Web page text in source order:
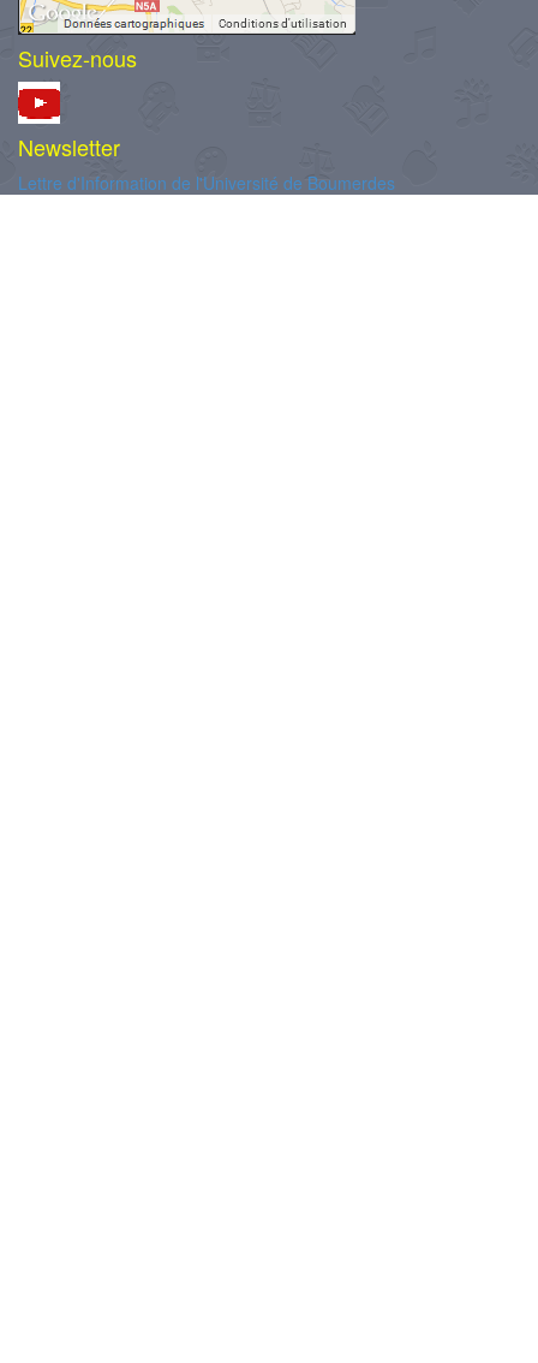
Suivez-nous
Newsletter
Lettre d'Information de l'Université de Boumerdes